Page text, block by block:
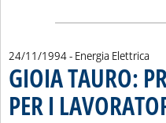
24/11/1994- Energia Elettrica
GIOIA TAURO:
PER I